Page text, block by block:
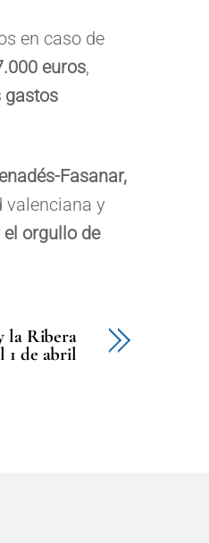
en caso de
euros,
gastos
Fasanar,
valenciana y
orgullo de
la Ribera
1 de abril